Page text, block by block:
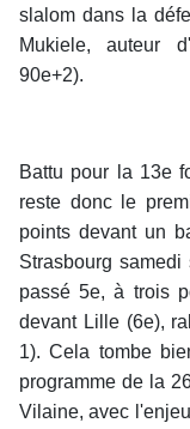
slalom dans la
Mukiele, auteur
90e+2).
Battu pour la 13e
reste donc le
points devant un
Strasbourg
passé 5e, à trois
devant Lille (6e),
1). Cela tombe
programme de la
Vilaine, avec